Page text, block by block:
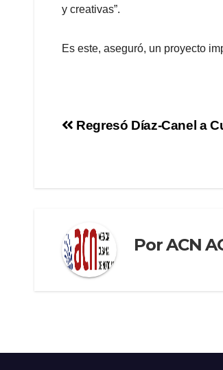
y creativas”.
Es este, aseguró, un proyecto
Regresó Díaz-Canel a
PorACN